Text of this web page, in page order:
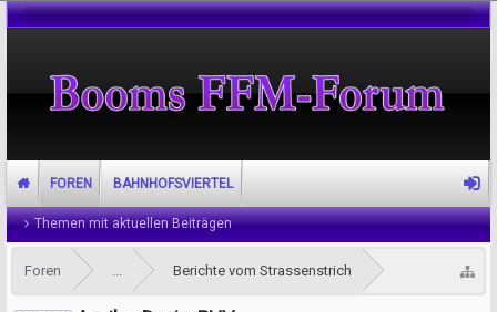
Foren ... Berichte vom Strassenstrich
FOREN
Themen mit aktuellen Beiträgen
BAHNHOFSVIERTEL